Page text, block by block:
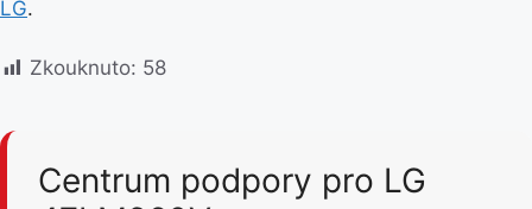
LG.
Zkouknuto: 58
Centrum podpory pro LG